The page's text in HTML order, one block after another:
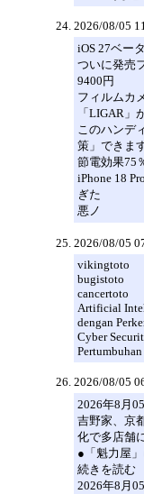
2026/08/05
iOS 27ベー
ついに発売
9400円
フィルムカ
「LIGAR」
このハンデ
策」できま
節電効果75
iPhone 18
ぎた
悪ノ
2026/08/05
vikingtoto
bugistoto
cancertoto
Artificial
dengan
Cyber
Pertumbuhan
2026/08/05
2026年8月
吉野家、京
化で多店舗
●「魁力屋
続きを読む
2026年8月